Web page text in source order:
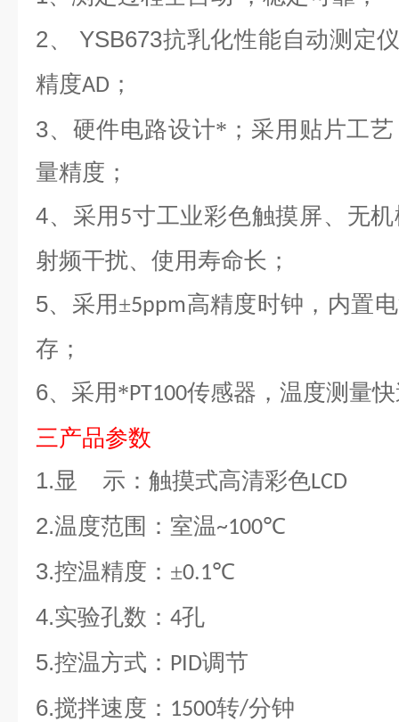
2、 YSB673抗乳化性能自动测定
精度AD ；
3、硬件电路设计*；采用贴片工
量精度；
4、采用 5寸工业彩色触摸屏、无
射频干扰、使用寿命长；
5、采用±5ppm高精度时钟，内置
存；
6、采用*PT100传感器，温度测量
三产品参数
1.显 示：触摸式高清彩色LCD
2.温度范围：室温~100℃
3.控温精度：±0.1℃
4.实验孔数： 4孔
5.控温方式： PID调节
6.搅拌速度： 1500转/分钟